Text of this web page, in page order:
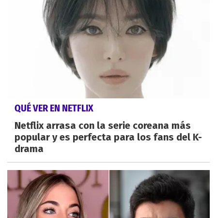
QUÉ VER EN NETFLIX
Netflix arrasa con la serie coreana más
popular y es perfecta para los fans del K-
drama